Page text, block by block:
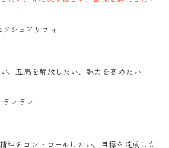
シュアリティ
、五感を解放したい、魅力を高めたい
ィティ
神をコントロールしたい、目標を達成した